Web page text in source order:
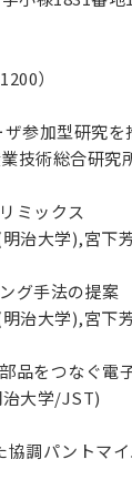
）
参加型研究を
技術総合研究所
ミックス
治大学),宮下
グ手法の提案
治大学),宮下
品をつなぐ電
大学/JST)
調パントマ